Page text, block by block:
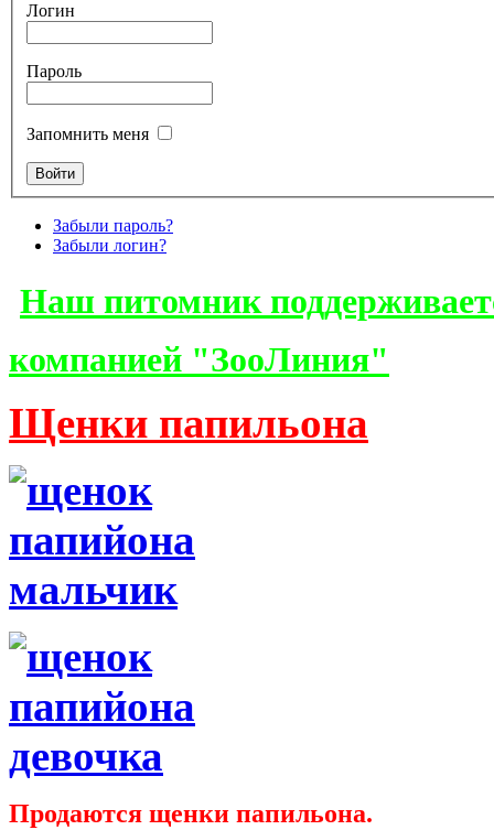
Логин
Пароль
Запомнить меня
Забыли пароль?
Забыли логин?
Наш питомник
компанией "ЗооЛиния"
Щенки папильона
Продаются щенки папильона.